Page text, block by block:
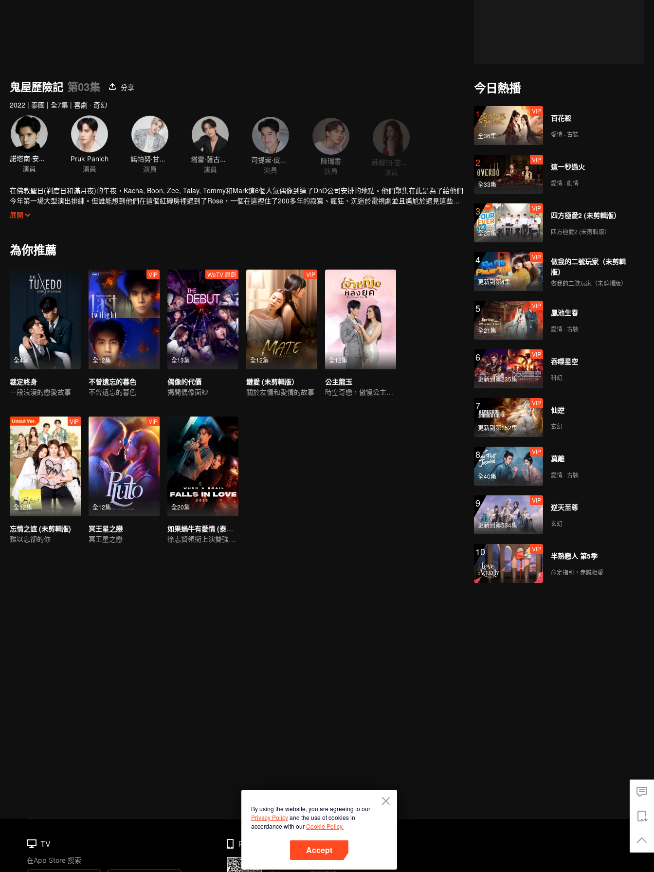
鬼屋歷險記 第03集
分享
2022 | 泰國 | 全7集 | 喜劇 · 奇幻
諾塔南·安楚裏帕迪
演員
Pruk Panich
演員
演員
演員
演員
陳瑞書
演員
演員
在佛教聖日(剃度日和滿月夜)的午夜，Kacha, Boon, Zee, Talay, Tommy和Mark這6個人氣偶像到達了DnD公司安排的地點。他們聚集在此是為了給他們
今年第一場大型演出排練。但誰能想到他們在這個紅磚房裡遇到了Rose，一個在這裡住了200多年的寂寞、瘋狂、沉迷於電視劇並且尷尬於遇見這些偶
像的幽靈，並陷入了一系列混亂呢？超乎想象的意外情況詭異扭曲，令人捧腹，這個紅磚房裡的神祕事件讓著6個青年不得不開始他們的冒險，只為弄清
發生在他們身上的事情到底是真的幽靈作祟，還是隻是他們的幻想……
展開
為你推薦
全4集
裁定終身
一段浪漫的戀愛故事
全12集
VIP
不曾遺忘的暮色
不曾遺忘的暮色
全13集
WeTV 原創
偶像的代價
揭開偶像面紗
全12集
VIP
鏈愛 (未剪輯版）
關於友情和愛情的故事
全12集
公主龍玉
時空奇戀，傲慢公主情牽異代
全12集
VIP
忘情之誼 (未剪輯版)
難以忘卻的你
全12集
VIP
冥王星之戀
冥王星之戀
全20集
如果蝸牛有愛情 (泰國版)
徐志賢領銜上演雙強探案
今日熱播
1
全36集
VIP
百花殺
愛情 · 古裝
2
全33集
VIP
這一秒過火
愛情 · 劇情
3
全25集
VIP
四方極愛2 (未剪輯版）
四方極愛2 (未剪輯版）
4
更新到第4集
VIP
做我的二號玩家（未剪輯
版）
做我的二號玩家（未剪輯版）
5
全21集
VIP
鳳池生春
愛情 · 古裝
6
更新到第235集
VIP
吞噬星空
科幻
7
更新到第152集
VIP
仙逆
玄幻
8
全40集
VIP
莫離
愛情 · 古裝
9
更新到第534集
VIP
逆天至尊
玄幻
10 VIP
半熟戀人 第5季
命定指引，赤誠相愛
By using the website, you are agreeing to our
Privacy Policyand the use of cookies in
accordance with ourCookie Policy.
Accept
TV
在App Store 搜索
Phone